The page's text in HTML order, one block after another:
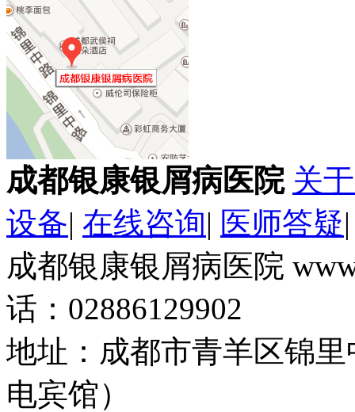
成都银康银屑病医院 关
设备| 在线咨询| 医师答疑
成都银康银屑病医院
话：02886129902
地址：成都市青羊区锦
电宾馆）